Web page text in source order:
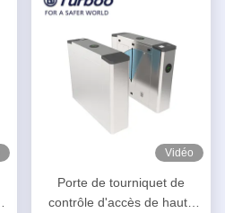
Vidéo
Porte de tourniquet de
contrôle d'accès de haute